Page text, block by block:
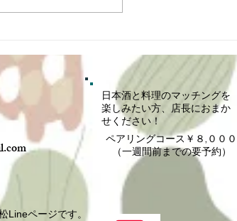
８月のイベントまとめ
日本酒と料理のマッチングを
楽しみたい方、店長におまか
せください！
ペアリングコース￥８,０００
（一週間前までの要予約）
Lineページです。